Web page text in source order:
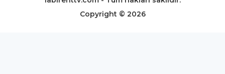
Copyright © 2026